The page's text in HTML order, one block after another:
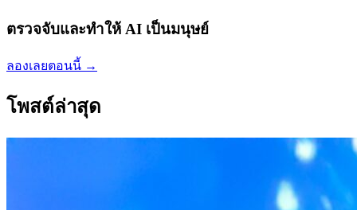
ตรวจจับและทำให้ AI เป็นมนุษย์
ลองเลยตอนนี้ →
โพสต์ล่าสุด